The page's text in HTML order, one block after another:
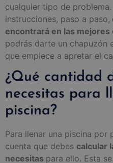
cualquier tipo de
instrucciones, paso a paso,
encontrará en las mejores
podrás darte un chapuzón
que empiece a apretar el
¿Qué cantidad
necesitas para
piscina?
Para llenar una piscina por
cuenta que debes calcular
necesitas para ello. Esta